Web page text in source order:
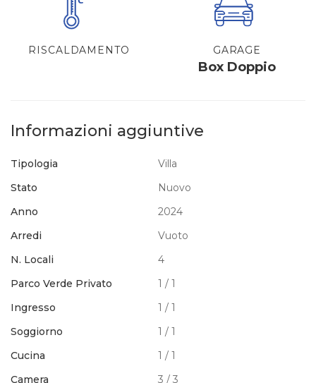
RISCALDAMENTO GARAGE
Box Doppio
Informazioni aggiuntive
Tipologia
Villa
Stato
Nuovo
Anno
2024
Arredi
Vuoto
N. Locali
4
Parco Verde Privato
1 / 1
Ingresso
1 / 1
Soggiorno
1 / 1
Cucina
1 / 1
Camera
3 / 3